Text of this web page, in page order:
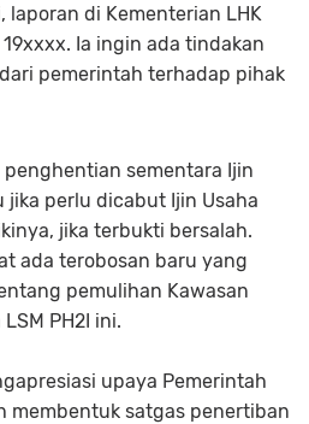
laporan di Kementerian LHK
Ia ingin ada tindakan
pemerintah terhadap pihak
sementara Ijin
jika perlu dicabut Ijin Usaha
jika terbukti bersalah.
ada terobosan baru yang
pemulihan Kawasan
PH2I ini.
upaya Pemerintah
membentuk satgas penertiban